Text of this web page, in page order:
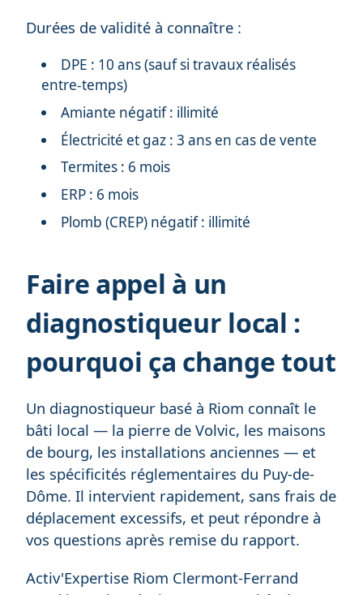
Durées de validité à connaître :
DPE : 10 ans (sauf si travaux réalisés
entre-temps)
Amiante négatif : illimité
Électricité et gaz : 3 ans en cas de vente
Termites : 6 mois
ERP : 6 mois
Plomb (CREP) négatif : illimité
Faire appel à un
diagnostiqueur local :
pourquoi ça change tout
Un diagnostiqueur basé à Riom connaît le
bâti local — la pierre de Volvic, les maisons
de bourg, les installations anciennes — et
les spécificités réglementaires du Puy-de-
Dôme. Il intervient rapidement, sans frais de
déplacement excessifs, et peut répondre à
vos questions après remise du rapport.
Activ'Expertise Riom Clermont-Ferrand